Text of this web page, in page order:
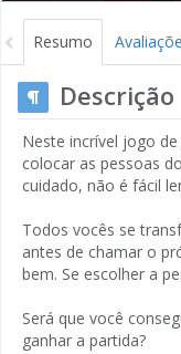
Resumo
Descrição
Neste incrível jogo
colocar as pessoas
cuidado, não é fácil
Todos vocês se
antes de chamar o
bem. Se escolher a
Será que você
ganhar a partida?